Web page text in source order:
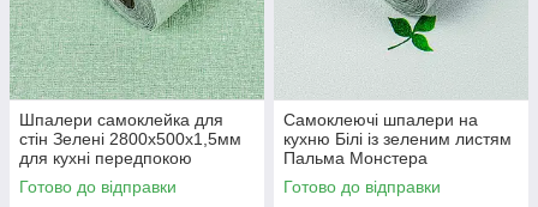
Шпалери самоклейка для
стін Зелені 2800х500х1,5мм
для кухні передпокою
текстурні клейкі однотонні
рулонні
Готово до відправки
Самоклеючі шпалери на
кухню Білі із зеленим листям
Пальма Монстера
2800х500х1,5мм текстурні
клейкі рулонні
Готово до відправки